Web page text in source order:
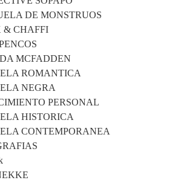
DE MONSTRUOS
& CHAFFI
MCFADDEN
ROMANTICA
NEGRA
PERSONAL
HISTORICA
CONTEMPORANEA